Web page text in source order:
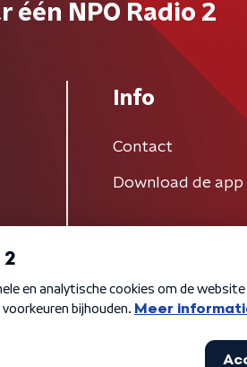
één NPO Radio 2
Info
Contact
Download de app